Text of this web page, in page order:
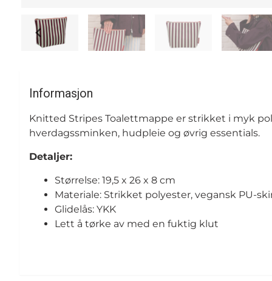
Informasjon
Knitted Stripes Toalettmappe er strikket i myk
hverdagssminken, hudpleie og øvrig essentials.
Detaljer:
Størrelse: 19,5 x 26 x 8 cm
Materiale: Strikket polyester, vegansk PU-
Glidelås: YKK
Lett å tørke av med en fuktig klut